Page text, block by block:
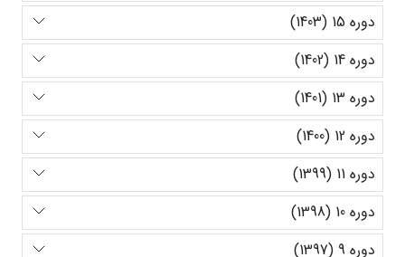
دوره 15 (1403)
دوره 14 (1402)
دوره 13 (1401)
دوره 12 (1400)
دوره 11 (1399)
دوره 10 (1398)
دوره 9 (1397)